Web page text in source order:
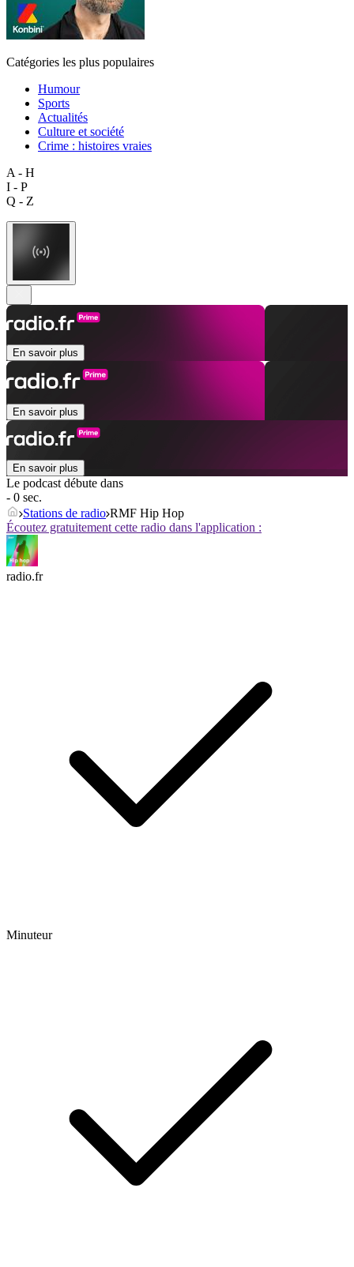
Catégories les plus populaires
Humour
Sports
Actualités
Culture et société
Crime : histoires vraies
A - H
I - P
Q - Z
En savoir plus
En savoir plus
En savoir plus
Le podcast débute dans
- 0 sec.
Stations de radio RMF Hip Hop
Écoutez gratuitement cette radio dans l'application :
radio.fr
Minuteur